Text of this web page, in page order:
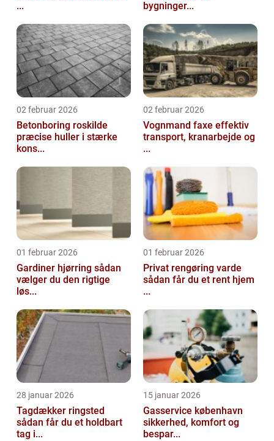
...
bygninger...
02 februar 2026
Betonboring roskilde
præcise huller i stærke
kons...
02 februar 2026
Vognmand faxe effektiv
transport, kranarbejde og
...
01 februar 2026
Gardiner hjørring sådan
vælger du den rigtige
løs...
01 februar 2026
Privat rengøring varde
sådan får du et rent hjem
...
28 januar 2026
Tagdækker ringsted
sådan får du et holdbart
tag i...
15 januar 2026
Gasservice københavn
sikkerhed, komfort og
bespar...